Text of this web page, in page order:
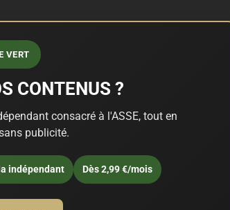
VERT
CONTENUS ?
consacré à l'ASSE, tout en
publicité.
indépendant Dès 2,99 €/mois